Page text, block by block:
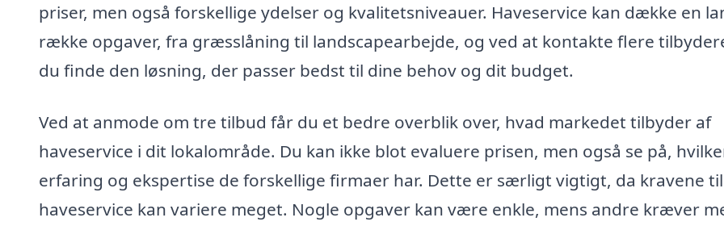
priser, men også forskellige ydelser og kvalitetsniveauer. Haveservice kan dække en
række opgaver, fra græsslåning til landscapearbejde, og ved at kontakte flere
du finde den løsning, der passer bedst til dine behov og dit budget.
Ved at anmode om tre tilbud får du et bedre overblik over, hvad markedet tilbyder af
haveservice i dit lokalområde. Du kan ikke blot evaluere prisen, men også se på,
erfaring og ekspertise de forskellige firmaer har. Dette er særligt vigtigt, da kravene til
haveservice kan variere meget. Nogle opgaver kan være enkle, mens andre kræver